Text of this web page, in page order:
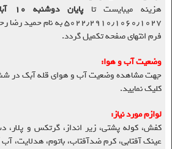
هزینه میبایست تا پایان دوشنبه ۱۰ آبان ۹۵
۵۰۲۲٫۲۹۱۰٫۱۰۶۰٫۱۰۲۷ به نام حمید رضا رحیمی واریز گردد و
فرم انتهای صفحه تکمیل گردد.
وضعیت آب و هوا:
جهت مشاهده وضعیت آب و هوای قله آبک در
کلیک نمایید.
لوازم مورد نیاز:
کفش، کوله پشتی، زیر انداز، گرتکس و پلار،
عینک آفتابی، کرم ضدآفتاب، باتوم، هدلایت،